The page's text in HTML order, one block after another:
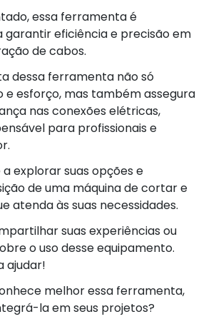
essa ferramenta é
eficiência e precisão em
de cabos.
dessa ferramenta não só
esforço, mas também assegura
nas conexões elétricas,
para profissionais e
explorar suas opções e
de uma máquina de cortar e
atenda às suas necessidades.
suas experiências ou
o uso desse equipamento.
ajudar!
melhor essa ferramenta,
la em seus projetos?